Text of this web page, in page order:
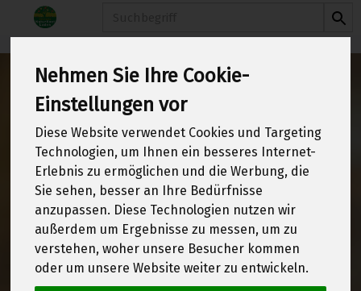
Nehmen Sie Ihre Cookie-
Einstellungen vor
Diese Website verwendet Cookies und Targeting
Technologien, um Ihnen ein besseres Internet-
Erlebnis zu ermöglichen und die Werbung, die
Sie sehen, besser an Ihre Bedürfnisse
anzupassen. Diese Technologien nutzen wir
außerdem um Ergebnisse zu messen, um zu
verstehen, woher unsere Besucher kommen
oder um unsere Website weiter zu entwickeln.
Brösel & Knödelbrot
1 von 1970
12